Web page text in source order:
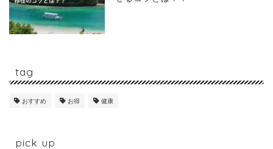
tag
おすすめ お得 健康
pick up